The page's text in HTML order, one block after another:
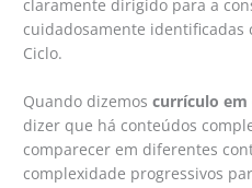
claramente dirigido para a
cuidadosamente identificadas
Ciclo.
Quando dizemoscurrículo em
dizer que há conteúdos
comparecer em diferentes
complexidade progressivos